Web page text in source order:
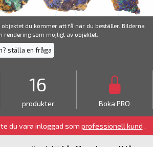
du kommer att få när du beställer. Bilderna
rendering som möjligt av objektet.
ställa en fråga
16
produkter Boka PRO
du vara inloggad som professionell kund .